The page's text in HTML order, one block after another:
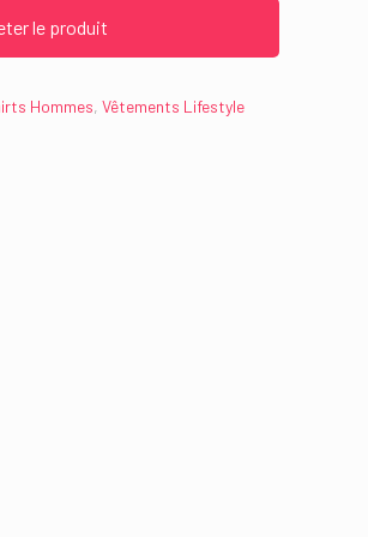
le produit
Hommes, Vêtements Lifestyle